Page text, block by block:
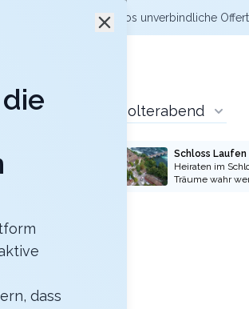
Jetzt kostenlos unverbindliche
Polterabend
Schloss
Heiraten im
Träume wahr
dass